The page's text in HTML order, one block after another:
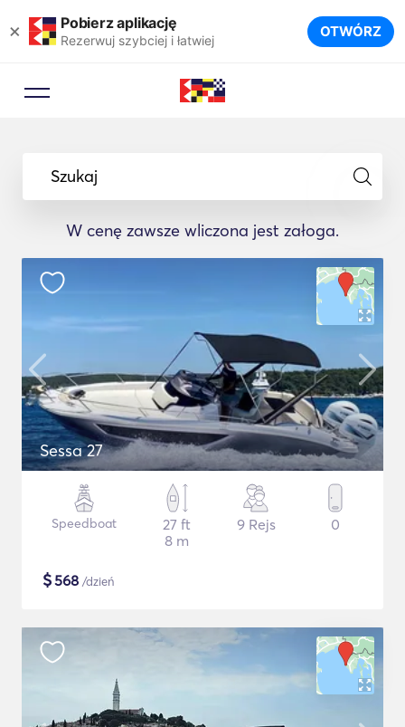
× Pobierz aplikację
Rezerwuj szybciej i łatwiej OTWÓRZ
Szukaj
W cenę zawsze wliczona jest załoga.
Sessa 27
Speedboat
27 ft
8 m
9 Rejs 0
$568 /dzień